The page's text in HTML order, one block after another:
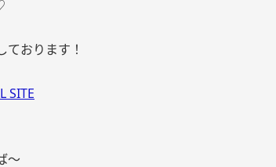
おります！
SITE
〜